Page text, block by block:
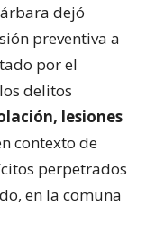
dejó
preventiva a
por el
delitos
lesiones
contexto de
perpetrados
en la comuna